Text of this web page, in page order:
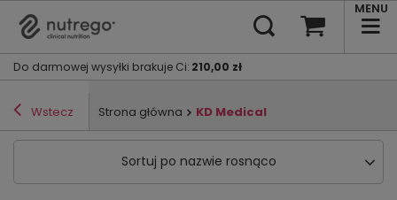
Do darmowej wysyłki brakuje Ci: 210,00 zł
MENU
Wstecz Strona główna KD Medical
Sortuj po nazwie rosnąco